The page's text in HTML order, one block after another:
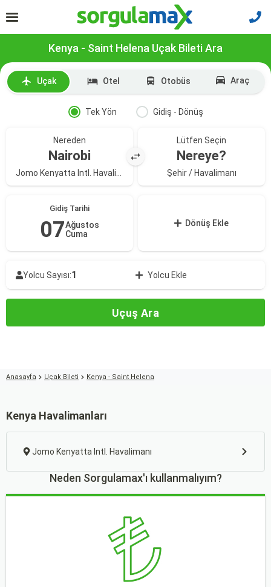
Kenya - Saint Helena Uçak Bileti Ara
Uçak Otel Otobüs Araç
Tek Yön Gidiş - Dönüş
Nereden
Nairobi
Lütfen Seçin
Nereye?
Şehir / Havalimanı
Gidiş Tarihi
07Ağustos
Cuma
Dönüş Ekle
Yolcu Sayısı:1 Yolcu Ekle
Uçuş Ara
Anasayfa Uçak Bileti Kenya - Saint Helena
Kenya Havalimanları
Jomo Kenyatta Intl. Havalimanı
Neden Sorgulamax'ı kullanmalıyım?